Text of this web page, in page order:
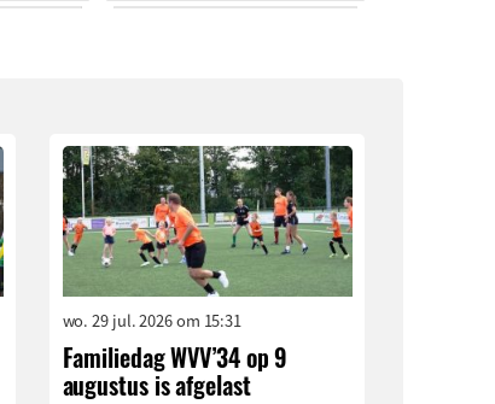
wo. 29 jul. 2026 om 15:31
Familiedag WVV’34 op 9
augustus is afgelast